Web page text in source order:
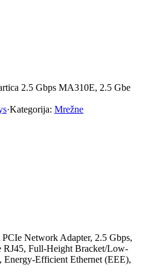
2.5 Gbps MA310E, 2.5 Gbe
·Kategorija: Mrežne
Network Adapter, 2.5 Gbps,
RJ45, Full-Height Bracket/Low-
Efficient Ethernet (EEE),